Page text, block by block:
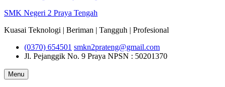
SMK Negeri 2 Praya Tengah
Kuasai Teknologi | Beriman | Tangguh | Profesional
(0370) 654501 smkn2prateng@gmail.com
Jl. Pejanggik No. 9 Praya NPSN : 50201370
Menu